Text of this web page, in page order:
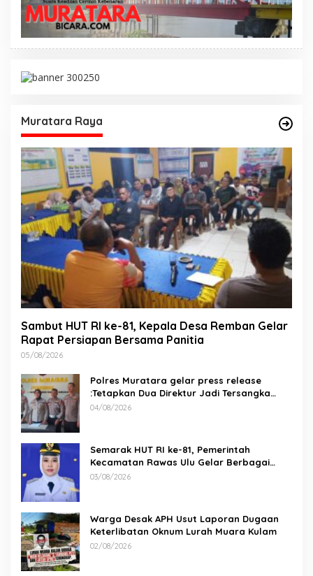
Muratara Raya
Sambut HUT RI ke-81, Kepala Desa Remban Gelar
Rapat Persiapan Bersama Panitia
05/08/2026
Polres Muratara gelar press release
:Tetapkan Dua Direktur Jadi Tersangka
Kecelakaan Maut antara Bus ALS dan
04/08/2026
Semarak HUT RI ke-81, Pemerintah
Kecamatan Rawas Ulu Gelar Berbagai
Lomba
03/08/2026
Warga Desak APH Usut Laporan Dugaan
Keterlibatan Oknum Lurah Muara Kulam
02/08/2026